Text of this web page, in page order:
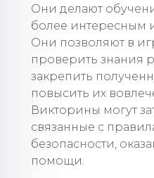
Они делают
более интересным
Они позволяют в
проверить знания
закрепить
повысить их
Викторины могут
связанные с
безопасности,
помощи.